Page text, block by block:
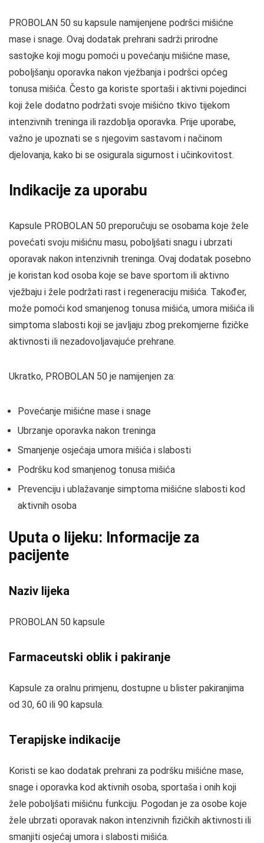
PROBOLAN 50 su kapsule namijenjene podršci mišićne
mase i snage. Ovaj dodatak prehrani sadrži prirodne
sastojke koji mogu pomoći u povećanju mišićne mase,
poboljšanju oporavka nakon vježbanja i podršci općeg
tonusa mišića. Često ga koriste sportaši i aktivni pojedinci
koji žele dodatno podržati svoje mišićno tkivo tijekom
intenzivnih treninga ili razdoblja oporavka. Prije uporabe,
važno je upoznati se s njegovim sastavom i načinom
djelovanja, kako bi se osigurala sigurnost i učinkovitost.
Indikacije za uporabu
Kapsule PROBOLAN 50 preporučuju se osobama koje žele
povećati svoju mišićnu masu, poboljšati snagu i ubrzati
oporavak nakon intenzivnih treninga. Ovaj dodatak posebno
je koristan kod osoba koje se bave sportom ili aktivno
vježbaju i žele podržati rast i regeneraciju mišića. Također,
može pomoći kod smanjenog tonusa mišića, umora mišića ili
simptoma slabosti koji se javljaju zbog prekomjerne fizičke
aktivnosti ili nezadovoljavajuće prehrane.
Ukratko, PROBOLAN 50 je namijenjen za:
Povećanje mišićne mase i snage
Ubrzanje oporavka nakon treninga
Smanjenje osjećaja umora mišića i slabosti
Podršku kod smanjenog tonusa mišića
Prevenciju i ublažavanje simptoma mišićne slabosti kod
aktivnih osoba
Uputa o lijeku: Informacije za
pacijente
Naziv lijeka
PROBOLAN 50 kapsule
Farmaceutski oblik i pakiranje
Kapsule za oralnu primjenu, dostupne u blister pakiranjima
od 30, 60 ili 90 kapsula.
Terapijske indikacije
Koristi se kao dodatak prehrani za podršku mišićne mase,
snage i oporavka kod aktivnih osoba, sportaša i onih koji
žele poboljšati mišićnu funkciju. Pogodan je za osobe koje
žele ubrzati oporavak nakon intenzivnih fizičkih aktivnosti ili
smanjiti osjećaj umora i slabosti mišića.